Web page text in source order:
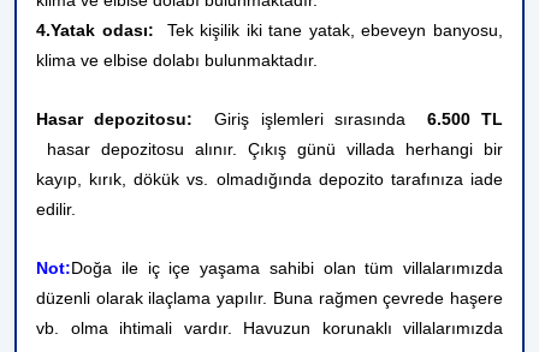
4.Yatak odası:
Tek kişilik iki tane yatak, ebeveyn banyosu,
klima ve elbise dolabı bulunmaktadır.
Hasar depozitosu: Giriş işlemleri sırasında
6.500 TL
hasar depozitosu alınır. Çıkış günü villada herhangi bir
kayıp, kırık, dökük vs. olmadığında depozito tarafınıza iade
edilir.
Not:Doğa ile iç içe yaşama sahibi olan tüm villalarımızda
düzenli olarak ilaçlama yapılır. Buna rağmen çevrede haşere
vb. olma ihtimali vardır. Havuzun korunaklı villalarımızda